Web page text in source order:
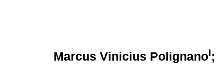
Marcus Vinicius PolignanoI